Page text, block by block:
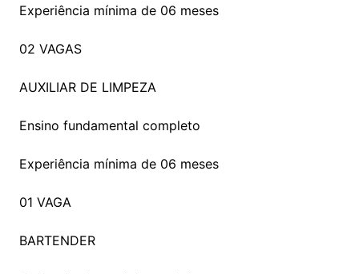
Experiência mínima de 06 meses
02 VAGAS
AUXILIAR DE LIMPEZA
Ensino fundamental completo
Experiência mínima de 06 meses
01 VAGA
BARTENDER